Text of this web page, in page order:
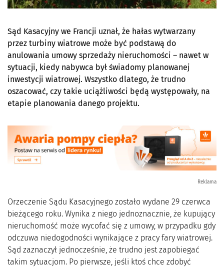
Sąd Kasacyjny we Francji uznał, że hałas wytwarzany
przez turbiny wiatrowe może być podstawą do
anulowania umowy sprzedaży nieruchomości – nawet w
sytuacji, kiedy nabywca był świadomy planowanej
inwestycji wiatrowej. Wszystko dlatego, że trudno
oszacować, czy takie uciążliwości będą występowały, na
etapie planowania danego projektu.
Reklama
Orzeczenie Sądu Kasacyjnego zostało wydane 29 czerwca
bieżącego roku. Wynika z niego jednoznacznie, że kupujący
nieruchomość może wycofać się z umowy, w przypadku gdy
odczuwa niedogodności wynikające z pracy fary wiatrowej.
Sąd zaznaczył jednocześnie, że trudno jest zapobiegać
takim sytuacjom. Po pierwsze, jeśli ktoś chce zdobyć